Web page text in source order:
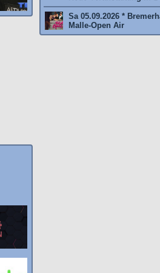
Sa 05.09.2026 *
Malle-Open Air